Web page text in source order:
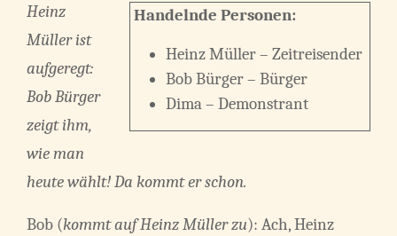
Handelnde Personen:
Heinz Müller – Zeitreisender
Bob Bürger – Bürger
Dima – Demonstrant
Heinz
Müller ist
aufgeregt:
Bob Bürger
zeigt ihm,
wie man
heute wählt! Da kommt er schon.
Bob (kommt auf Heinz Müller zu): Ach, Heinz